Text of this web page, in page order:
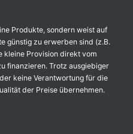
Produkte, sondern weist auf
günstig zu erwerben sind (z.B.
kleine Provision direkt vom
finanzieren. Trotz ausgiebiger
keine Verantwortung für die
der Preise übernehmen.